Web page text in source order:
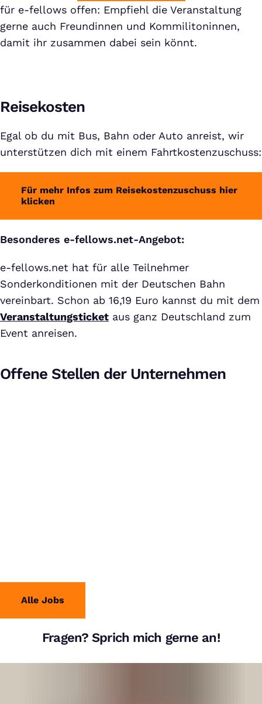
für e-fellows offen: Empfiehl die Veranstaltung
gerne auch Freundinnen und Kommilitoninnen,
damit ihr zusammen dabei sein könnt.
Reisekosten
Egal ob du mit Bus, Bahn oder Auto anreist, wir
unterstützen dich mit einem Fahrtkostenzuschuss:
Für mehr Infos zum Reisekostenzuschuss hier
klicken
Besonderes e-fellows.net-Angebot:
e-fellows.net hat für alle Teilnehmer
Sonderkonditionen mit der Deutschen Bahn
vereinbart. Schon ab 16,19 Euro kannst du mit dem
Veranstaltungsticket aus ganz Deutschland zum
Event anreisen.
Offene Stellen der Unternehmen
Alle Jobs
Fragen? Sprich mich gerne an!